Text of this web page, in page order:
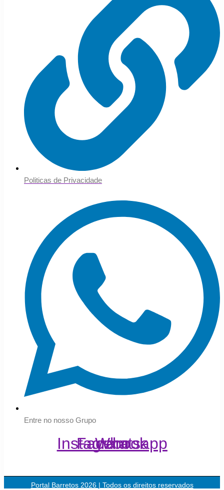
Politicas de Privacidade
Entre no nosso Grupo
Instagram
Facebook
Whatsapp
Portal Barretos 2026 | Todos os direitos reservados